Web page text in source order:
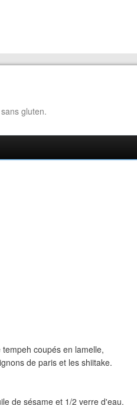
gluten.
coupés en lamelle,
de paris et les shiitake.
de sésame et 1/2 verre d'eau.